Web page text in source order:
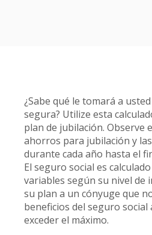
¿Sabe qué le tomará a
segura? Utilize esta
plan de jubilación. Observe
ahorros para jubilación y
durante cada año hasta el
El seguro social es
variables según su nivel de
su plan a un cónyuge que
beneficios del seguro social
exceder el máximo.